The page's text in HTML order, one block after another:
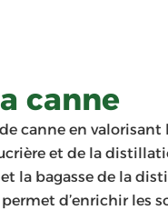
canne
canne en
et de la
la bagasse de la
d’enrichir les